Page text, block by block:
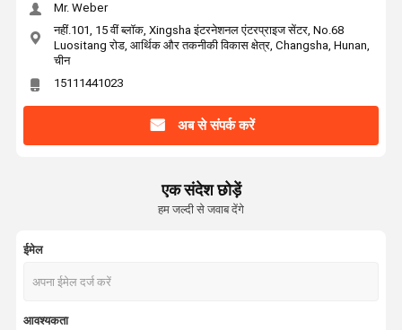
Mr. Weber
नहीं.101, 15 वीं ब्लॉक, Xingsha इंटरनेशनल एंटरप्राइज सेंटर, No.68
Luositang रोड, आर्थिक और तकनीकी विकास क्षेत्र, Changsha, Hunan,
चीन
15111441023
अब से संपर्क करें
एक संदेश छोड़ें
हम जल्दी से जवाब देंगे
ईमेल
आवश्यकता